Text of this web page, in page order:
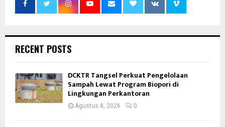
RECENT POSTS
DCKTR Tangsel Perkuat Pengelolaan
Sampah Lewat Program Biopori di
Lingkungan Perkantoran
Agustus 8, 2026 0